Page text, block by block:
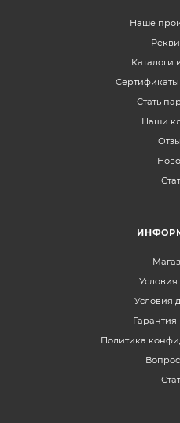
Наше
Каталоги
Стать
Наши
Условия
Условия
Гарантия
Политика